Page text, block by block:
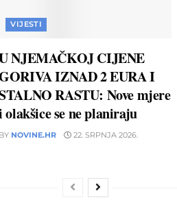
VIJESTI
NJEMAČKOJ CIJENE
IZNAD 2 EURA I
RASTU: Nove mjere
olakšice se ne planiraju
BY NOVINE.HR 22. SRPNJA 2026.